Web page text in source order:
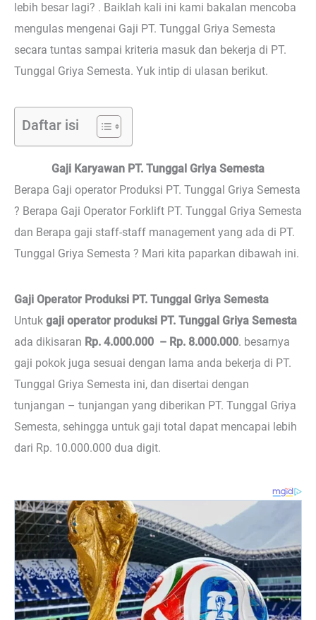
lebih besar lagi? . Baiklah kali ini kami bakalan mencoba
mengulas mengenai Gaji PT. Tunggal Griya Semesta
secara tuntas sampai kriteria masuk dan bekerja di PT.
Tunggal Griya Semesta. Yuk intip di ulasan berikut.
Daftar isi
Gaji Karyawan PT. Tunggal Griya Semesta
Berapa Gaji operator Produksi PT. Tunggal Griya Semesta
? Berapa Gaji Operator Forklift PT. Tunggal Griya Semesta
dan Berapa gaji staff-staff management yang ada di PT.
Tunggal Griya Semesta ? Mari kita paparkan dibawah ini.
Gaji Operator Produksi PT. Tunggal Griya Semesta
Untuk gaji operator produksi PT. Tunggal Griya Semesta
ada dikisaran Rp. 4.000.000 – Rp. 8.000.000. besarnya
gaji pokok juga sesuai dengan lama anda bekerja di PT.
Tunggal Griya Semesta ini, dan disertai dengan
tunjangan – tunjangan yang diberikan PT. Tunggal Griya
Semesta, sehingga untuk gaji total dapat mencapai lebih
dari Rp. 10.000.000 dua digit.